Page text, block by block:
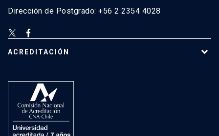
Dirección de Postgrado: +56 2 2354 4028
ACREDITACIÓN